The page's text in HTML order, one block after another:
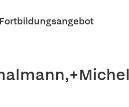
Fortbildungsangebot